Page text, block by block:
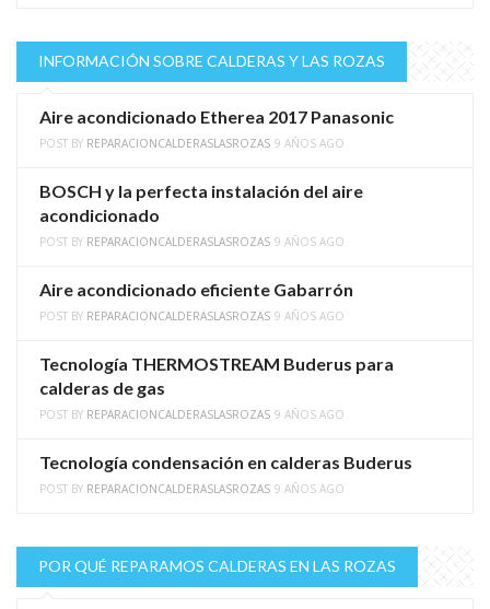
INFORMACIÓN SOBRE CALDERAS Y LAS ROZAS
Aire acondicionado Etherea 2017 Panasonic
POST BY REPARACIONCALDERASLASROZAS 9 AÑOS AGO
BOSCH y la perfecta instalación del aire
acondicionado
POST BY REPARACIONCALDERASLASROZAS 9 AÑOS AGO
Aire acondicionado eficiente Gabarrón
POST BY REPARACIONCALDERASLASROZAS 9 AÑOS AGO
Tecnología THERMOSTREAM Buderus para
calderas de gas
POST BY REPARACIONCALDERASLASROZAS 9 AÑOS AGO
Tecnología condensación en calderas Buderus
POST BY REPARACIONCALDERASLASROZAS 9 AÑOS AGO
POR QUÉ REPARAMOS CALDERAS EN LAS ROZAS